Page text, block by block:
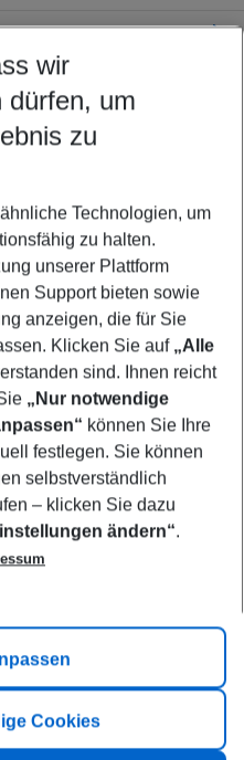
your best
nights
filter
wir
dürfen, um
zu
Technologien, um
zu halten.
unserer Plattform
Support bieten sowie
anzeigen, die für Sie
Klicken Sie auf „Alle
sind. Ihnen reicht
„Nur notwendige
können Sie Ihre
festlegen. Sie können
selbstverständlich
– klicken Sie dazu
ändern“.
Cookies